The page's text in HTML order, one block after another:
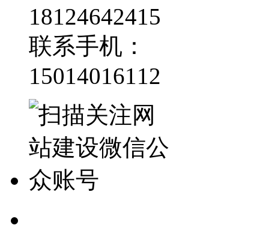
18124642415
联系手机：
15014016112